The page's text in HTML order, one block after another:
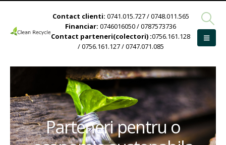
Contact clienti: 0741.015.727 / 0748.011.565
Financiar: 0746016050 / 0787573736
Contact parteneri(colectori) :0756.161.128
/ 0756.161.127 / 0747.071.085
Parteneri pentru o